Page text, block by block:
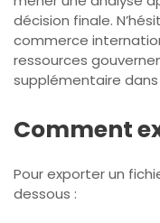
décision finale.
commerce
ressources
supplémentaire
Comment
Pour exporter un
dessous :